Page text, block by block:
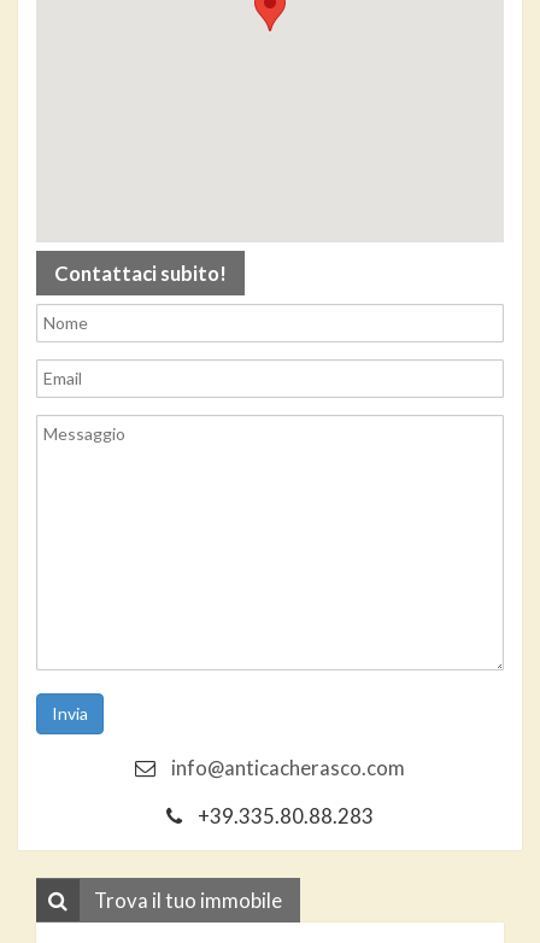
Contattaci subito!
info@anticacherasco.com
+39.335.80.88.283
Trova il tuo immobile